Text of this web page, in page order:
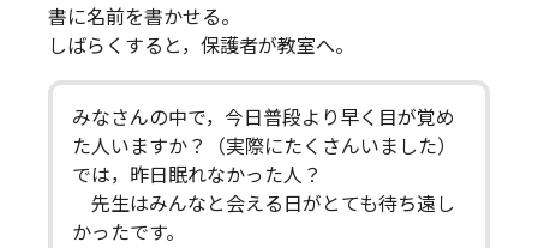
書に名前を書かせる。
しばらくすると，保護者が教室へ。
みなさんの中で，今日普段より早く目が覚め
た人いますか？（実際にたくさんいました）
では，昨日眠れなかった人？
先生はみんなと会える日がとても待ち遠し
かったです。